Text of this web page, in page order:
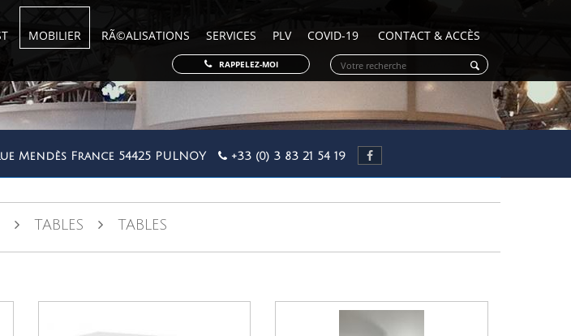
MOBILIER RÃ©ALISATIONS SERVICES PLV COVID-19 CONTACT & ACCÈS
RAPPELEZ-MOI
Rue Mendès France 54425 PULNOY +33 (0) 3 83 21 54 19
TABLES TABLES